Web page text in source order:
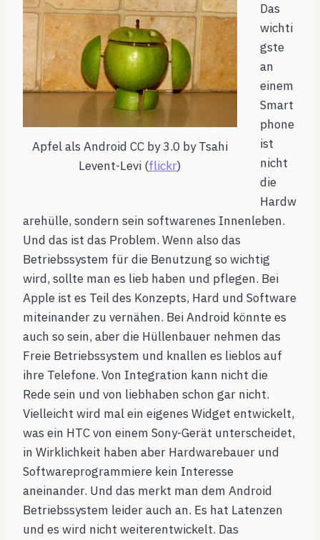
Apfel als Android CC by 3.0 by Tsahi
Levent-Levi (flickr)
Das
wichti
gste
an
einem
Smart
phone
ist
nicht
die
Hardw
arehülle, sondern sein softwarenes Innenleben.
Und das ist das Problem. Wenn also das
Betriebssystem für die Benutzung so wichtig
wird, sollte man es lieb haben und pflegen. Bei
Apple ist es Teil des Konzepts, Hard und Software
miteinander zu vernähen. Bei Android könnte es
auch so sein, aber die Hüllenbauer nehmen das
Freie Betriebssystem und knallen es lieblos auf
ihre Telefone. Von Integration kann nicht die
Rede sein und von liebhaben schon gar nicht.
Vielleicht wird mal ein eigenes Widget entwickelt,
was ein HTC von einem Sony-Gerät unterscheidet,
in Wirklichkeit haben aber Hardwarebauer und
Softwareprogrammiere kein Interesse
aneinander. Und das merkt man dem Android
Betriebssystem leider auch an. Es hat Latenzen
und es wird nicht weiterentwickelt. Das